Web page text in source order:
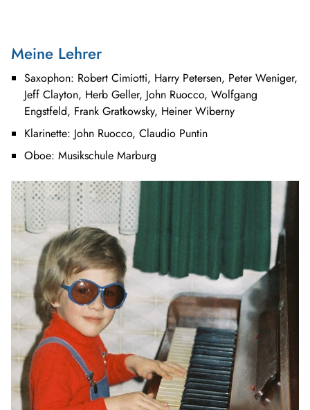
Meine Lehrer
Saxophon: Robert Cimiotti, Harry Petersen, Peter Weniger,
Jeff Clayton, Herb Geller, John Ruocco, Wolfgang
Engstfeld, Frank Gratkowsky, Heiner Wiberny
Klarinette: John Ruocco, Claudio Puntin
Oboe: Musikschule Marburg